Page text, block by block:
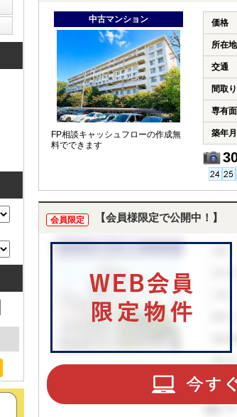
中古マンション
FP相談キャッシュフローの作成無
料でできます
価格
所在地
交通
間取り
専有
築年月
会員限定 【会員様限定で公開中！】